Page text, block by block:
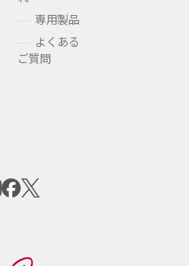
専用製品
よくある
ご質問